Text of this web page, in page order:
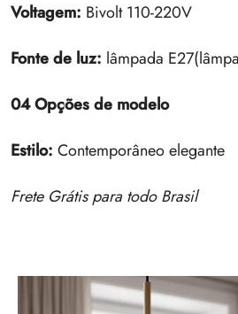
Voltagem: Bivolt 110-220V
Fonte de luz: lâmpada
04 Opções de modelo
Estilo: Contemporâneo elegante
Frete Grátis para todo Brasil